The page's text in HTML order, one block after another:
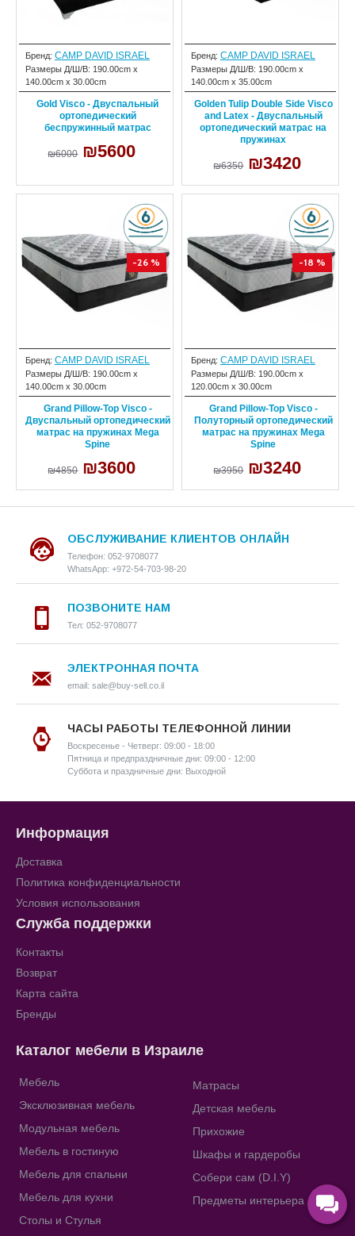
Бренд: CAMP DAVID ISRAEL
Размеры Д/Ш/В: 190.00cm x
140.00cm x 30.00cm
Gold Visco - Двуспальный
ортопедический
беспружинный матрас
₪6000 ₪5600
Бренд: CAMP DAVID ISRAEL
Размеры Д/Ш/В: 190.00cm x
140.00cm x 35.00cm
Golden Tulip Double Side Visco
and Latex - Двуспальный
ортопедический матрас на
пружинах
₪6350 ₪3420
-26 %
Бренд: CAMP DAVID ISRAEL
Размеры Д/Ш/В: 190.00cm x
140.00cm x 30.00cm
Grand Pillow-Top Visco -
Двуспальный ортопедический
матрас на пружинах Mega
Spine
₪4850 ₪3600
-18 %
Бренд: CAMP DAVID ISRAEL
Размеры Д/Ш/В: 190.00cm x
120.00cm x 30.00cm
Grand Pillow-Top Visco -
Полуторный ортопедический
матрас на пружинах Mega
Spine
₪3950 ₪3240
ОБСЛУЖИВАНИЕ КЛИЕНТОВ ОНЛАЙН
Телефон: 052-9708077
WhatsApp: +972-54-703-98-20
ПОЗВОНИТЕ НАМ
Тел: 052-9708077
ЭЛЕКТРОННАЯ ПОЧТА
email: sale@buy-sell.co.il
ЧАСЫ РАБОТЫ ТЕЛЕФОННОЙ ЛИНИИ
Воскресенье - Четверг: 09:00 - 18:00
Пятница и предпраздничные дни: 09:00 - 12:00
Суббота и праздничные дни: Выходной
Информация
Доставка
Политика конфиденциальности
Условия использования
Служба поддержки
Контакты
Возврат
Карта сайта
Бренды
Каталог мебели в Израиле
Мебель
Эксклюзивная мебель
Модульная мебель
Мебель в гостиную
Мебель для спальни
Мебель для кухни
Столы и Стулья
Матрасы
Детская мебель
Прихожие
Шкафы и гардеробы
Собери сам (D.I.Y)
Предметы интерьера